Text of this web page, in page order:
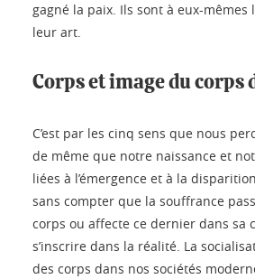
gagné la paix. Ils sont à eux-mêmes
leur art.
Corps et image du corps
C’est par les cinq sens que nous
de même que notre naissance et
liées à l’émergence et à la
sans compter que la souffrance
corps ou affecte ce dernier dans sa
s’inscrire dans la réalité. La
des corps dans nos sociétés